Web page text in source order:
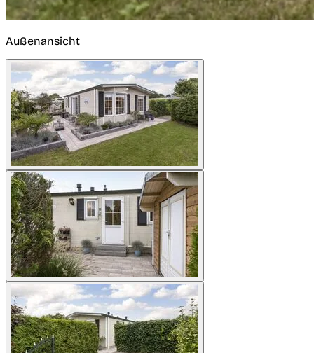
Außenansicht